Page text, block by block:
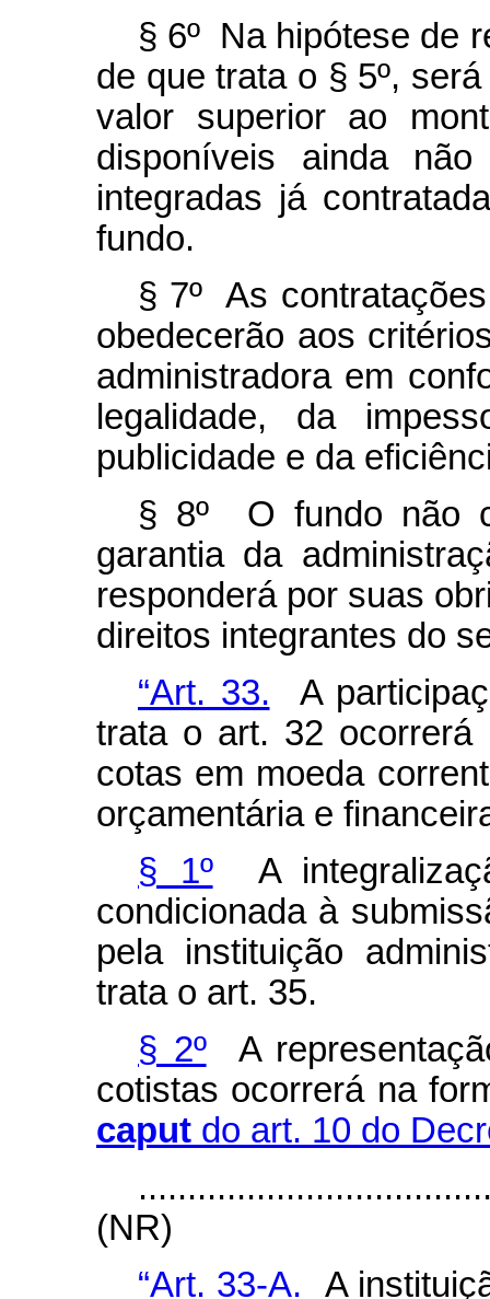
§ 6º Na hipótese de
de que trata o § 5º,
valor superior ao
disponíveis ainda
integradas já
fundo.
§ 7º As
obedecerão aos
administradora em
legalidade, da
publicidade e da
§ 8º O fundo não
garantia da
responderá por suas
direitos integrantes do
“Art. 33. A
trata o art. 32 ocorrerá
cotas em moeda
orçamentária e
§ 1ºA
condicionada à
pela instituição
trata o art. 35.
§ 2ºA
cotistas ocorrerá na
caput do art. 10 do
(NR)
“Art. 33-A. A